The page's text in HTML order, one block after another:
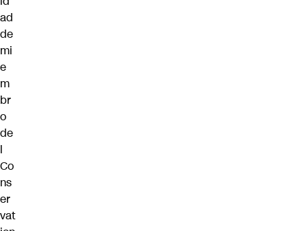
ad
de
mi
e
m
br
o
de
l
Co
ns
er
vat